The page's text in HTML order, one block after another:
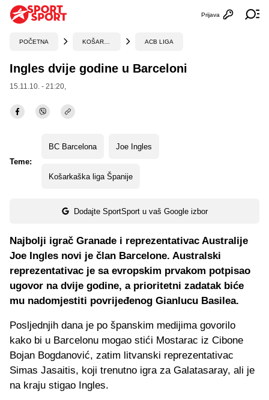
Otvori
Prijava
POČETNA ACB LIGA
Ingles dvije godine u Barceloni
15.11.10. - 21:20,
Teme:
BC Barcelona Joe Ingles
Košarkaška liga Španije
Dodajte SportSport u vaš Google izbor
Najbolji igrač Granade i reprezentativac Australije
Joe Ingles novi je član Barcelone. Australski
reprezentativac je sa evropskim prvakom potpisao
ugovor na dvije godine, a prioritetni zadatak biće
mu nadomjestiti povrijeđenog Gianlucu Basilea.
Posljednjih dana je po španskim medijima govorilo
kako bi u Barcelonu mogao stići Mostarac iz Cibone
Bojan Bogdanović, zatim litvanski reprezentativac
Simas Jasaitis, koji trenutno igra za Galatasaray, ali je
na kraju stigao Ingles.